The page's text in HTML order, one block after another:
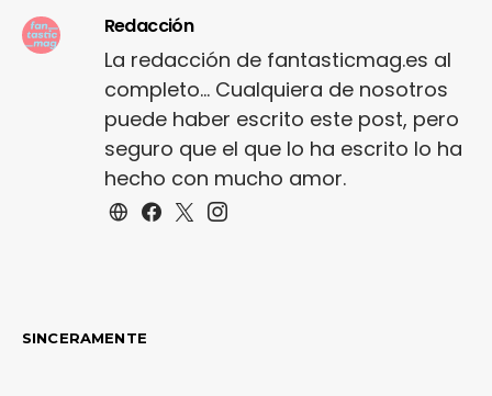
Redacción
La redacción de fantasticmag.es al
completo... Cualquiera de nosotros
puede haber escrito este post, pero
seguro que el que lo ha escrito lo ha
hecho con mucho amor.
SINCERAMENTE